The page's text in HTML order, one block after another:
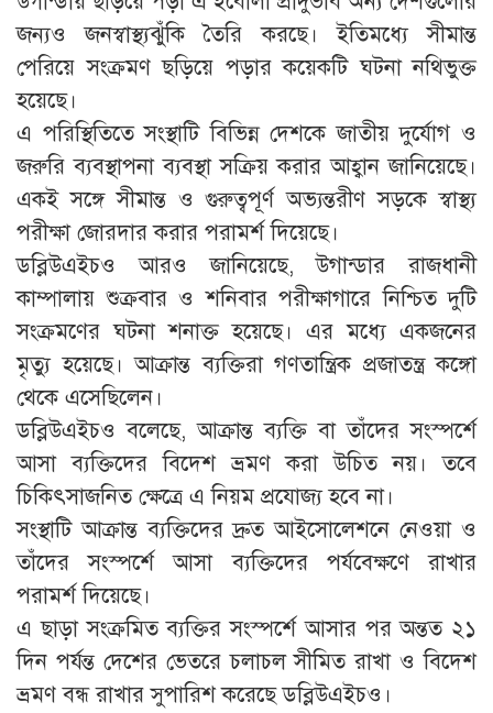
জন্যও জনস্বাস্থ্যঝুঁকি তৈরি করছে। ইতিমধ্যে সীমান্ত
পেরিয়ে সংক্রমণ ছড়িয়ে পড়ার কয়েকটি ঘটনা নথিভুক্ত
হয়েছে।
এ পরিস্থিতিতে সংস্থাটি বিভিন্ন দেশকে জাতীয় দুর্যোগ ও
জরুরি ব্যবস্থাপনা ব্যবস্থা সক্রিয় করার আহ্বান জানিয়েছে।
একই সঙ্গে সীমান্ত ও গুরুত্বপূর্ণ অভ্যন্তরীণ সড়কে স্বাস্থ্য
পরীক্ষা জোরদার করার পরামর্শ দিয়েছে।
ডব্লিউএইচও আরও জানিয়েছে, উগান্ডার রাজধানী
কাম্পালায় শুক্রবার ও শনিবার পরীক্ষাগারে নিশ্চিত দুটি
সংক্রমণের ঘটনা শনাক্ত হয়েছে। এর মধ্যে একজনের
মৃত্যু হয়েছে। আক্রান্ত ব্যক্তিরা গণতান্ত্রিক প্রজাতন্ত্র কঙ্গো
থেকে এসেছিলেন।
ডব্লিউএইচও বলেছে, আক্রান্ত ব্যক্তি বা তাঁদের সংস্পর্শে
আসা ব্যক্তিদের বিদেশ ভ্রমণ করা উচিত নয়। তবে
চিকিৎসাজনিত ক্ষেত্রে এ নিয়ম প্রযোজ্য হবে না।
সংস্থাটি আক্রান্ত ব্যক্তিদের দ্রুত আইসোলেশনে নেওয়া ও
তাঁদের সংস্পর্শে আসা ব্যক্তিদের পর্যবেক্ষণে রাখার
পরামর্শ দিয়েছে।
এ ছাড়া সংক্রমিত ব্যক্তির সংস্পর্শে আসার পর অন্তত ২১
দিন পর্যন্ত দেশের ভেতরে চলাচল সীমিত রাখা ও বিদেশ
ভ্রমণ বন্ধ রাখার সুপারিশ করেছে ডব্লিউএইচও।